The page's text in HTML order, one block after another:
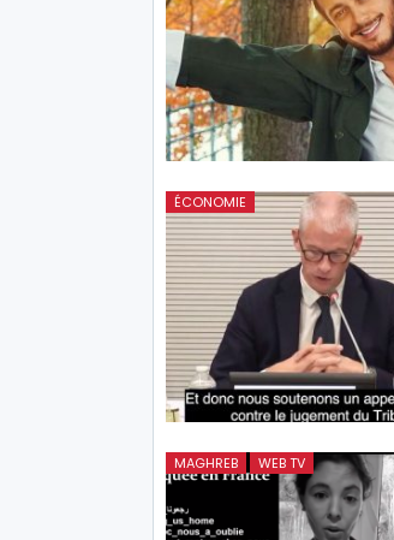
ÉCONOMIE
MAGHREB WEB TV